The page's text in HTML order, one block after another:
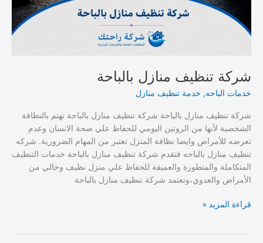
شركة تنظيف منازل بالباحة
خدمات الباحه, خدمة تنظيف منازل
شركة تنظيف منازل بالباحة شركة تنظيف منازل بالباحة تهتم بالنظافة
الشخصية لأنها من الروتين اليومي للحفاظ علي صحة الانسان وعدم
تعرضه للأمراض وايضا نظافة المنزل تعتبر من المهام الضرورية. شركه
تنظيف منازل بالباحه فتقدم شركة تنظيف منازل بالباحة خدمات التنظيف
المتكاملة والمتطورة والعميقة للحفاظ علي منزل نظيف وخالي من
الأمراض والعدوي،وتعتمد شركة تنظيف منازل بالباحة
شركة
قراءة المزيد »